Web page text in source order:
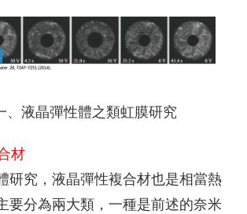
、液晶彈性體之類虹膜研究
材
研究，液晶彈性複合材也是相當熱
要分為兩大類，一種是前述的奈米